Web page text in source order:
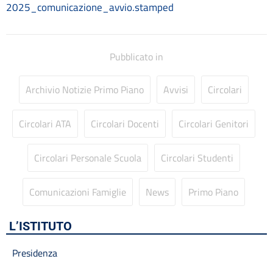
Codice disciplinare
Contrattazione integrativa
Corsi
Dirigente Scolastico
Dotazione organica
feedback
Home
Incarichi amministrativi di vertice
Incarichi conferiti e autorizzati ai dipendenti
2025_comunicazione_avvio.stamped
Pubblicato in
Archivio Notizie Primo Piano Avvisi Circolari
Circolari ATA Circolari Docenti Circolari Genitori
Circolari Personale Scuola Circolari Studenti
Comunicazioni Famiglie News Primo Piano
L’ISTITUTO
Presidenza